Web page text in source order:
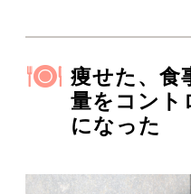
痩せた、食
量をコント
になった